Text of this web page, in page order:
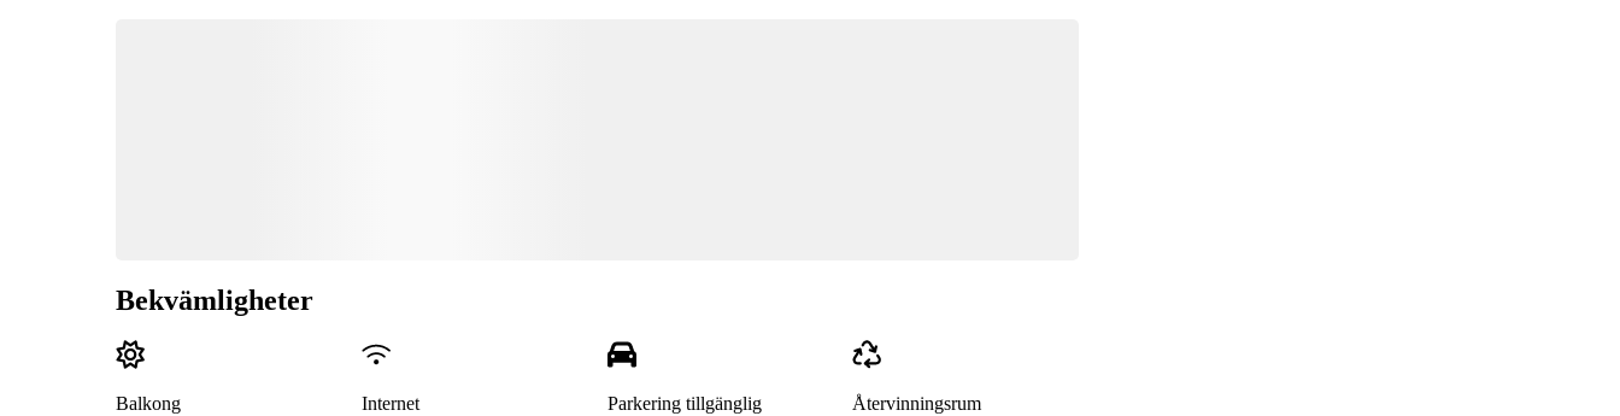
Bekvämligheter
Balkong Internet Parkering tillgänglig Återvinningsrum